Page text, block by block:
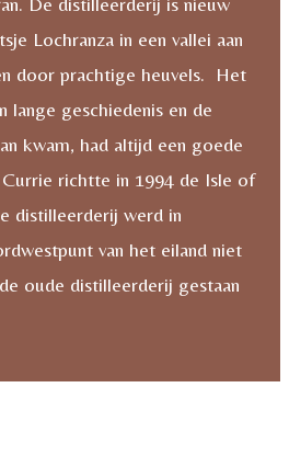
Lochranza in een vallei aan
door prachtige heuvels. Het
lange geschiedenis en de
kwam, had altijd een goede
richtte in 1994 de Isle of
distilleerderij werd in
van het eiland niet
oude distilleerderij gestaan